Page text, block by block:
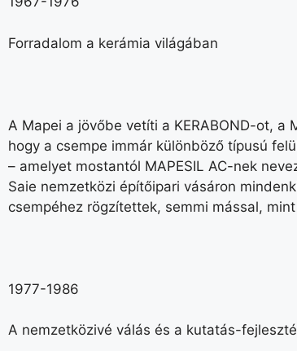
Forradalom a kerámia világában
A Mapei a jövőbe vetíti a KERABOND-ot,
hogy a csempe immár különböző típusú
– amelyet mostantól MAPESIL AC-nek
Saie nemzetközi építőipari vásáron
csempéhez rögzítettek, semmi mással,
1977-1986
A nemzetközivé válás és a kutatás-